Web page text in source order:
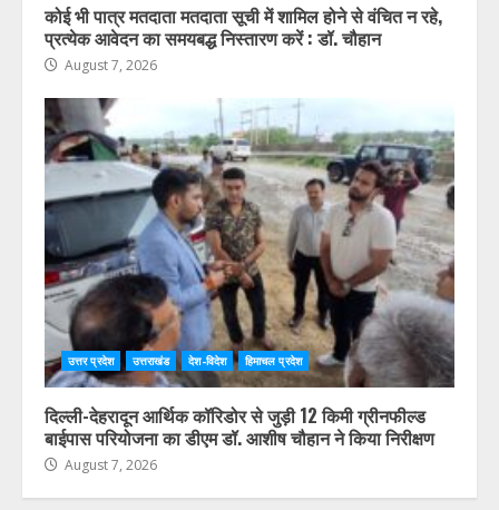
कोई भी पात्र मतदाता मतदाता सूची में शामिल होने से वंचित न रहे,
प्रत्येक आवेदन का समयबद्ध निस्तारण करें : डॉ. चौहान
August 7, 2026
उत्तर प्रदेश उत्तराखंड देश-विदेश हिमाचल प्रदेश
दिल्ली-देहरादून आर्थिक कॉरिडोर से जुड़ी 12 किमी ग्रीनफील्ड
बाईपास परियोजना का डीएम डॉ. आशीष चौहान ने किया निरीक्षण
August 7, 2026